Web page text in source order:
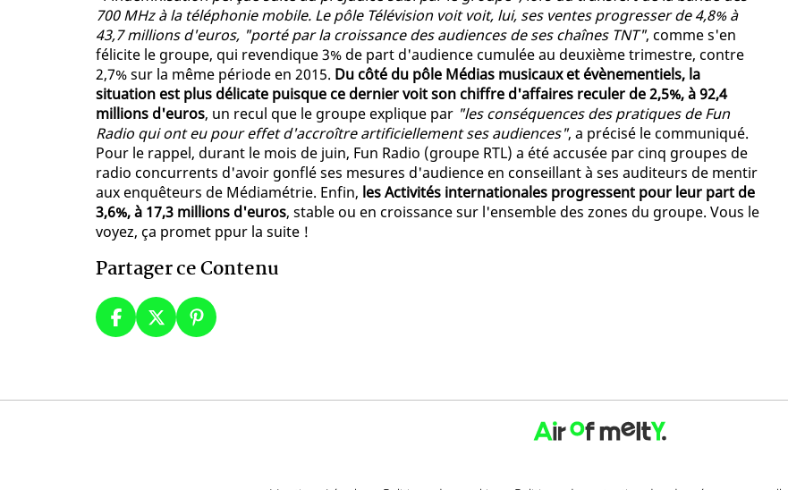
700 MHz à la téléphonie mobile. Le pôle Télévision voit voit, lui, ses ventes progresser de 4,8% à
43,7 millions d'euros, "porté par la croissance des audiences de ses chaînes TNT", comme s'en
félicite le groupe, qui revendique 3% de part d'audience cumulée au deuxième trimestre, contre
2,7% sur la même période en 2015. Du côté du pôle Médias musicaux et évènementiels, la
situation est plus délicate puisque ce dernier voit son chiffre d'affaires reculer de 2,5%, à 92,4
millions d'euros, un recul que le groupe explique par "les conséquences des pratiques de Fun
Radio qui ont eu pour effet d'accroître artificiellement ses audiences", a précisé le communiqué.
Pour le rappel, durant le mois de juin, Fun Radio (groupe RTL) a été accusée par cinq groupes de
radio concurrents d'avoir gonflé ses mesures d'audience en conseillant à ses auditeurs de mentir
aux enquêteurs de Médiamétrie. Enfin, les Activités internationales progressent pour leur part de
3,6%, à 17,3 millions d'euros, stable ou en croissance sur l'ensemble des zones du groupe. Vous le
voyez, ça promet ppur la suite !
Partager ce Contenu